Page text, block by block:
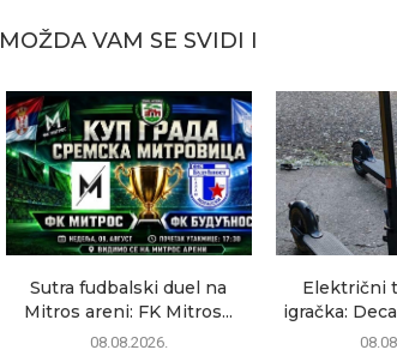
MOŽDA VAM SE SVIDI I
Sutra fudbalski duel na
Mitros areni: FK Mitros...
08.08.2026.
Električni
igračka: